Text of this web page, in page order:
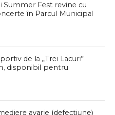
Summer Fest revine cu
în Parcul Municipal
de la „Trei Lacuri”
disponibil pentru
avarie (defecțiune)